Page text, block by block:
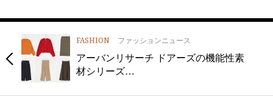
FASHION ファッションニュース
アーバンリサーチ ドアーズの機能性素
材シリーズ…